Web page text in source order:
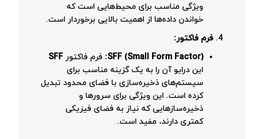
ویژگی مناسب برای محیط‌هایی است که
خواندن داده‌ها از اهمیت بالایی برخوردار است.
فرم فاکتور:
SFF (Small Form Factor): فرم فاکتور SFF
این درایو آن را به یک گزینه مناسب برای
سیستم‌های ذخیره‌سازی با فضای محدود تبدیل
کرده است. این ویژگی برای سرورها و
ذخیره‌سازهایی که نیاز به فضای فیزیکی
کمتری دارند، مفید است.